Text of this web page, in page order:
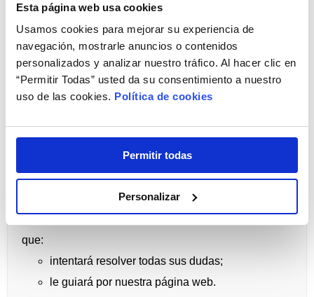
Esta página web usa cookies
Usamos cookies para mejorar su experiencia de
navegación, mostrarle anuncios o contenidos
personalizados y analizar nuestro tráfico. Al hacer clic en
“Permitir Todas” usted da su consentimiento a nuestro
uso de las cookies. Política de cookies
Permitir todas
Personalizar
¡Resuelva todas sus dudas!
y disponga, sin ningún coste para
usted, de Ayuda Personalizada de Apoyo a la
que:
intentará resolver todas sus dudas;
le guiará por nuestra página web.